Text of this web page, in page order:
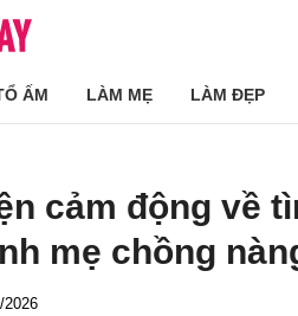
ẤM LÀM MẸ LÀM ĐẸP
cảm động về
mẹ chồng
2026